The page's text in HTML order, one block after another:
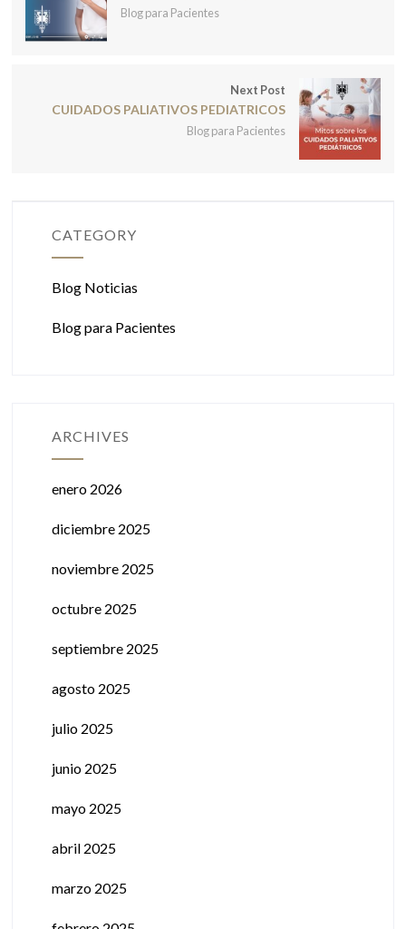
Blog para Pacientes
Next Post
CUIDADOS PALIATIVOS PEDIATRICOS
Blog para Pacientes
CATEGORY
Blog Noticias
Blog para Pacientes
ARCHIVES
enero 2026
diciembre 2025
noviembre 2025
octubre 2025
septiembre 2025
agosto 2025
julio 2025
junio 2025
mayo 2025
abril 2025
marzo 2025